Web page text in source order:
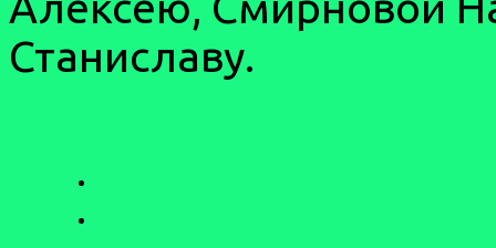
Станиславу.